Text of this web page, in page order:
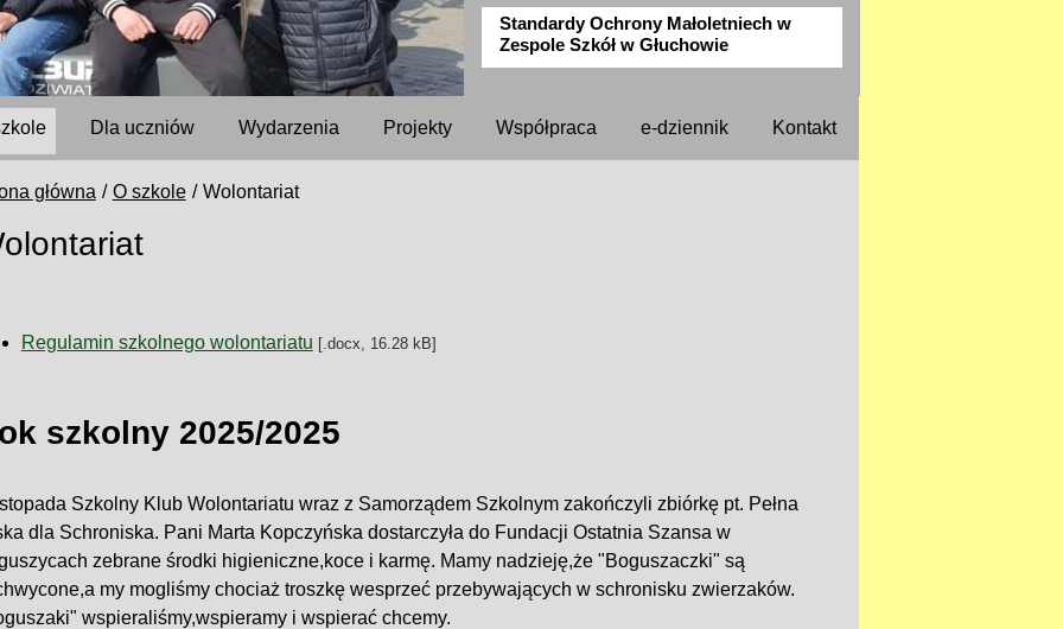
Standardy Ochrony Małoletniech w
Zespole Szkół w Głuchowie
Dla uczniów Wydarzenia Projekty Współpraca e-dziennik Kontakt
główna O szkole Wolontariat
Regulamin szkolnego wolontariatu [.docx, 16.28 kB]
szkolny 2025/2025
Szkolny Klub Wolontariatu wraz z Samorządem Szkolnym zakończyli zbiórkę pt. Pełna
dla Schroniska. Pani Marta Kopczyńska dostarczyła do Fundacji Ostatnia Szansa w
zebrane środki higieniczne,koce i karmę. Mamy nadzieję,że "Boguszaczki" są
my mogliśmy chociaż troszkę wesprzeć przebywających w schronisku zwierzaków.
wspieraliśmy,wspieramy i wspierać chcemy.